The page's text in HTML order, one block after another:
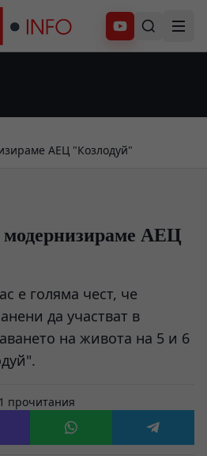
Абонирай се
АЕЦ "Козлодуй"
модернизираме АЕЦ
е голяма чест, че
да участват в
на живота на 5 и 6
прочитания